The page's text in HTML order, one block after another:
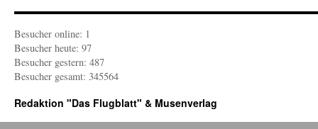
Besucher online: 1
Besucher heute: 97
Besucher gestern: 487
Besucher gesamt: 345564
Redaktion "Das Flugblatt" & Musenverlag